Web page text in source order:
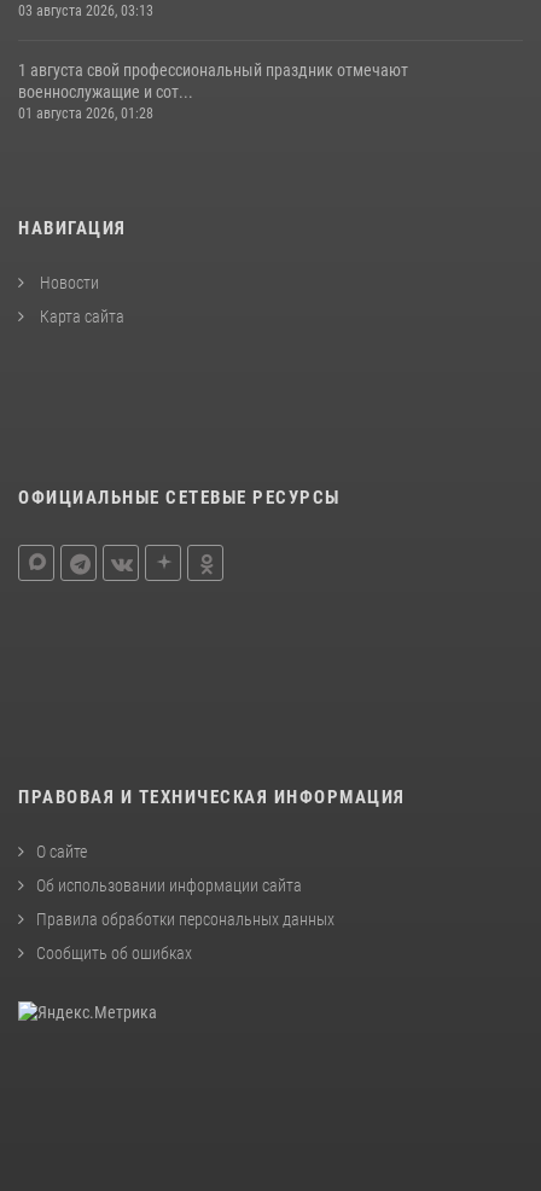
03 августа 2026, 03:13
1 августа свой профессиональный праздник отмечают
военнослужащие и сот...
01 августа 2026, 01:28
НАВИГАЦИЯ
Новости
Карта сайта
ОФИЦИАЛЬНЫЕ СЕТЕВЫЕ РЕСУРСЫ
ПРАВОВАЯ И ТЕХНИЧЕСКАЯ ИНФОРМАЦИЯ
О сайте
Об использовании информации сайта
Правила обработки персональных данных
Сообщить об ошибках